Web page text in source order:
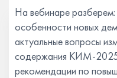
На вебинаре разберем:
особенности новых
актуальные вопросы
содержания КИМ-
рекомендации по